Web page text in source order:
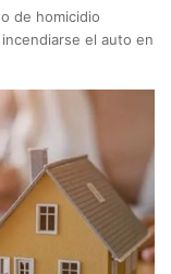
de homicidio
el auto en